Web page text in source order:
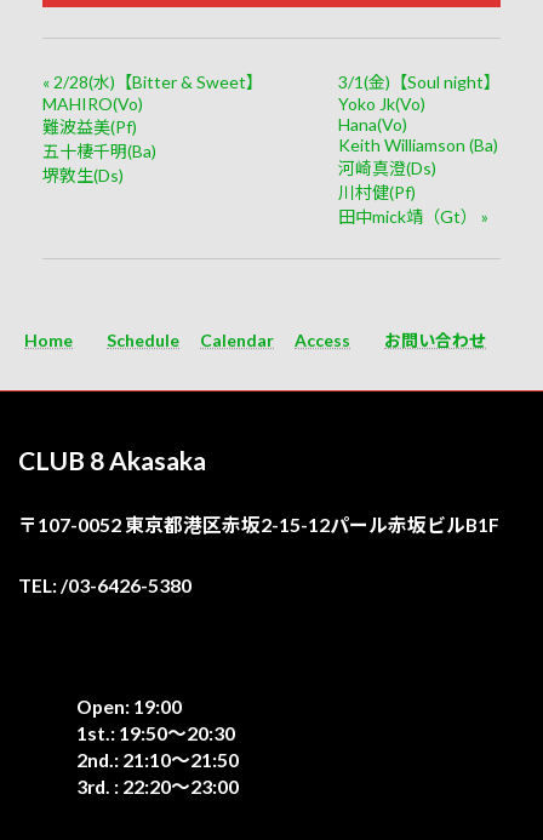
« 2/28(水)【Bitter & Sweet】
MAHIRO(Vo)
難波益美(Pf)
五十棲千明(Ba)
堺敦生(Ds)
3/1(金)【Soul night】
Yoko Jk(Vo)
Hana(Vo)
Keith Williamson (Ba)
河崎真澄(Ds)
川村健(Pf)
田中mick靖（Gt） »
Home Schedule Calendar Access お問い合わせ
CLUB 8 Akasaka
〒107-0052 東京都港区赤坂2-15-12パール赤坂ビルB1F
TEL: /03-6426-5380
Open: 19:00
1st.: 19:50〜20:30
2nd.: 21:10〜21:50
3rd. : 22:20〜23:00